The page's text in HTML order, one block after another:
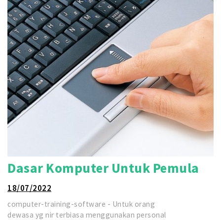
Dasar Komputer Untuk Pemula
18/07/2022
computer-training-software - Untuk orang
dewasa yg nir terbiasa menggunakan personal